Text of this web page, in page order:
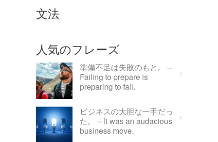
文法
人気のフレーズ
準備不足は失敗のもと。 –
Failing to prepare is
preparing to fail.
ビジネスの大胆な一手だっ
た。 – It was an audacious
business move.